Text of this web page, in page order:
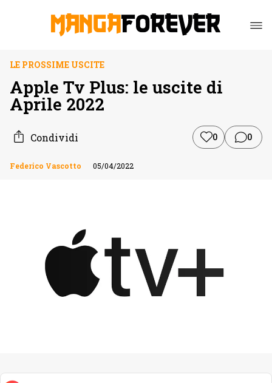
LE PROSSIME USCITE
Apple Tv Plus: le uscite di
Aprile 2022
Condividi 0 0
Federico Vascotto 05/04/2022